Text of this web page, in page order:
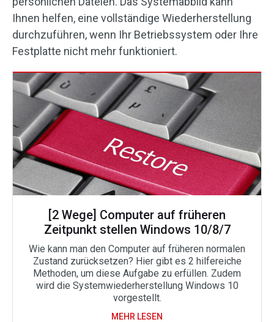
Ihnen helfen, eine vollständige Wiederherstellung
durchzuführen, wenn Ihr Betriebssystem oder Ihre
Festplatte nicht mehr funktioniert.
[2 Wege] Computer auf früheren
Zeitpunkt stellen Windows 10/8/7
Wie kann man den Computer auf früheren normalen
Zustand zurücksetzen? Hier gibt es 2 hilfereiche
Methoden, um diese Aufgabe zu erfüllen. Zudem
wird die Systemwiederherstellung Windows 10
vorgestellt.
MEHR LESEN